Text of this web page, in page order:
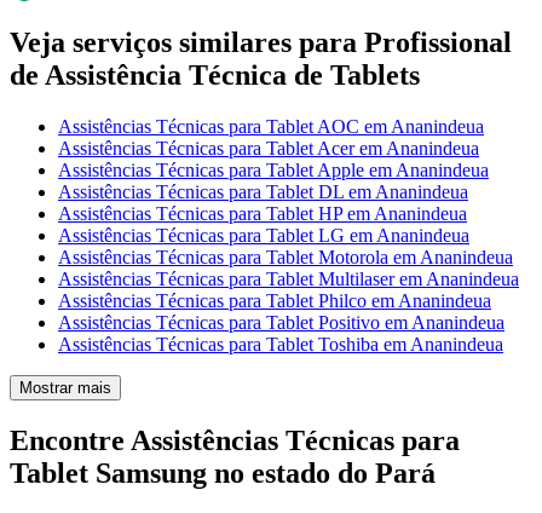
Veja serviços similares para Profissional
de Assistência Técnica de Tablets
Assistências Técnicas para Tablet AOC em Ananindeua
Assistências Técnicas para Tablet Acer em Ananindeua
Assistências Técnicas para Tablet Apple em Ananindeua
Assistências Técnicas para Tablet DL em Ananindeua
Assistências Técnicas para Tablet HP em Ananindeua
Assistências Técnicas para Tablet LG em Ananindeua
Assistências Técnicas para Tablet Motorola em Ananindeua
Assistências Técnicas para Tablet Multilaser em Ananindeua
Assistências Técnicas para Tablet Philco em Ananindeua
Assistências Técnicas para Tablet Positivo em Ananindeua
Assistências Técnicas para Tablet Toshiba em Ananindeua
Mostrar mais
Encontre Assistências Técnicas para
Tablet Samsung no estado do Pará